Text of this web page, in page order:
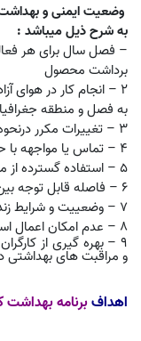
وضعیت ایمنی و
به شرح ذیل میباشد :
– فصل سال برای هر
برداشت محصول
۲ – انجام کار در هوای
به فصل و منطقه
۳ – تغییرات مکرر درنحوه انجام کار توسط کشاورز .
۴ – تماس یا مواجهه با حیوانات و میکرو ارکانیسم ها ی مختلف
۵ – استفاده گسترده از مواد شیمیایی مختلف و خطرات آنها.
۶ – فاصله قابل توجه بین محل کار و زندگی
۷ – وضعییت و شرایط زندگی ابتدایی
۸ – عدم امکان اعمال استاندارد های ایمنی و بهداشتی در مزارع کوچک
۹ – بهره گیری از
و مراقبت های بهداشتی
اهدافبرنامه